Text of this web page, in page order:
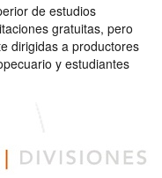
de estudios
gratuitas, pero
dirigidas a productores
y estudiantes